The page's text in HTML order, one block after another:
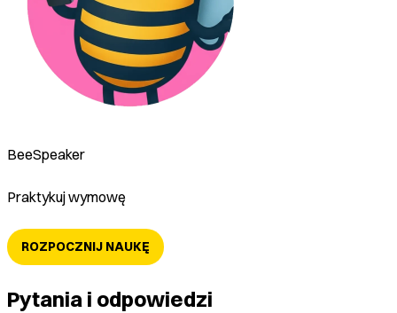
BeeSpeaker
Praktykuj wymowę
ROZPOCZNIJ NAUKĘ
Pytania i odpowiedzi